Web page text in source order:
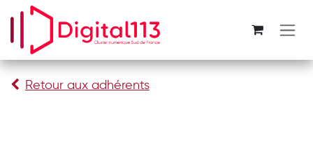
Se rendre au contenu
Retour aux adhérents